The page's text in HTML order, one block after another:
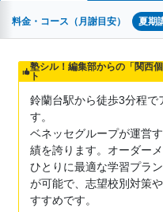
料金・コース（月謝目安） 夏期
塾シル！編集部からの「関西
ト
鈴蘭台駅から徒歩3分程で
す。
ベネッセグループが運営
績を誇ります。オーダー
ひとりに最適な学習プラ
が可能で、志望校別対策
すすめです。